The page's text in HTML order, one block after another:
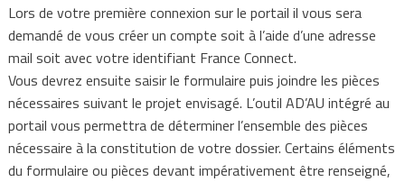
Lors de votre première connexion sur le portail il vous sera
demandé de vous créer un compte soit à l’aide d’une adresse
mail soit avec votre identifiant France Connect.
Vous devrez ensuite saisir le formulaire puis joindre les pièces
nécessaires suivant le projet envisagé. L’outil AD’AU intégré au
portail vous permettra de déterminer l’ensemble des pièces
nécessaire à la constitution de votre dossier. Certains éléments
du formulaire ou pièces devant impérativement être renseigné,